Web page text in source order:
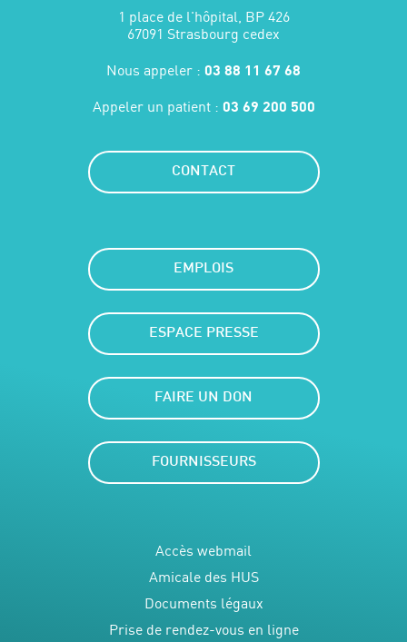
1 place de l'hôpital, BP 426
67091 Strasbourg cedex
Nous appeler : 03 88 11 67 68
Appeler un patient : 03 69 200 500
CONTACT
EMPLOIS
ESPACE PRESSE
FAIRE UN DON
FOURNISSEURS
Accès webmail
Amicale des HUS
Documents légaux
Prise de rendez-vous en ligne